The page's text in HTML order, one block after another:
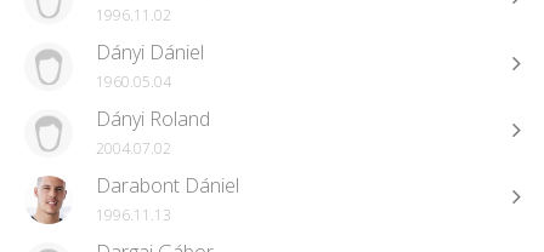
1996.11.02
Dányi Dániel
1960.05.04
Dányi Roland
2004.07.02
Darabont Dániel
1996.11.13